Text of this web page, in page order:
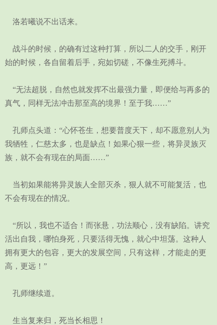
洛若曦说不出话来。
战斗的时候，的确有过这种打算，所以二人的交手，刚开
始的时候，各自留着后手，宛如切磋，不像生死搏斗。
“无法超脱，自然也就发挥不出最强力量，即便给与再多的
真气，同样无法冲击那至高的境界！至于我……”
孔师点头道：“心怀苍生，想要普度天下，却不愿意别人为
我牺牲，仁慈太多，也是缺点！如果心狠一些，将异灵族灭
族，就不会有现在的局面……”
当初如果能将异灵族人全部灭杀，狠人就不可能复活，也
不会有现在的情况。
“所以，我也不适合！而张悬，功法顺心，没有缺陷。讲究
活出自我，哪怕身死，只要活得无愧，就心中坦荡。这种人
拥有更大的包容，更大的发展空间，只有这样，才能走的更
高，更远！”
孔师继续道。
生当复来归，死当长相思！